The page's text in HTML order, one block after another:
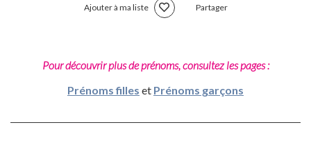
Ajouter à ma liste Partager
Pour découvrir plus de prénoms, consultez les pages :
Prénoms filles et Prénoms garçons